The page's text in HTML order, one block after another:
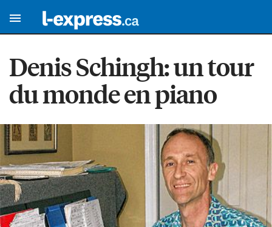
Denis Schingh: un tour
du monde en piano